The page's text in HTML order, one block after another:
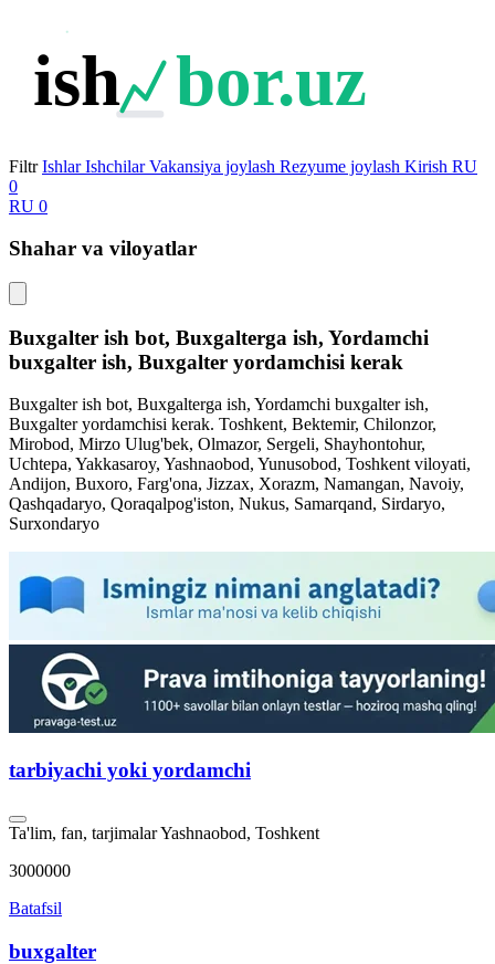
ish bor.uz
Filtr Ishlar Ishchilar Vakansiya joylash Rezyume joylash Kirish RU
0
RU 0
Shahar va viloyatlar
Buxgalter ish bot, Buxgalterga ish, Yordamchi
buxgalter ish, Buxgalter yordamchisi kerak
Buxgalter ish bot, Buxgalterga ish, Yordamchi buxgalter ish,
Buxgalter yordamchisi kerak. Toshkent, Bektemir, Chilonzor,
Mirobod, Mirzo Ulug'bek, Olmazor, Sergeli, Shayhontohur,
Uchtepa, Yakkasaroy, Yashnaobod, Yunusobod, Toshkent viloyati,
Andijon, Buxoro, Farg'ona, Jizzax, Xorazm, Namangan, Navoiy,
Qashqadaryo, Qoraqalpog'iston, Nukus, Samarqand, Sirdaryo,
Surxondaryo
tarbiyachi yoki yordamchi
Ta'lim, fan, tarjimalarYashnaobod, Toshkent
3000000
Batafsil
buxgalter